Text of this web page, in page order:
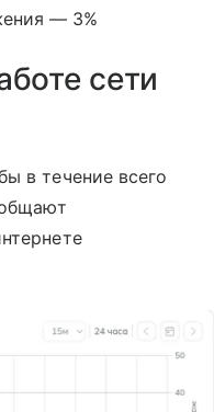
— 3%
сети
в течение всего